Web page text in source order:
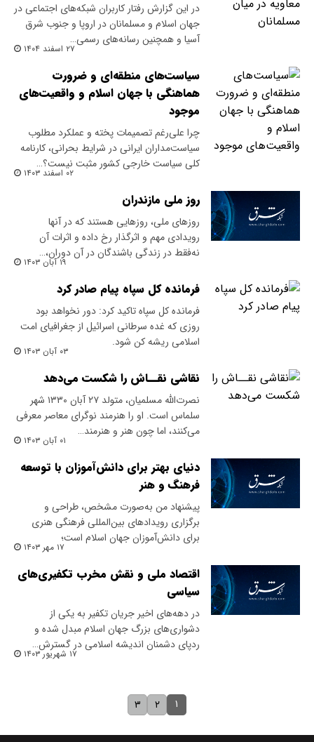
در این گزارش رفتار کاربران شبکه‌های اجتماعی در
جهان اسلام و مسلمانان در اروپا و جنوب شرق
آسیا و همچنین رسانه‌های رسمی…
۲۷ اسفند ۱۴۰۴
سیاست‌های منطقه‌ای و ضرورت
هماهنگی با جهان اسلام و واقعیت‌های
موجود
چرا علی‌رغم تصمیمات پخته و عملکرد مطلوب
سیاست‌مداران ایرانی در شرایط بحرانی، کارنامه
کلی سیاست خارجی کشور مثبت نیست؟…
۰۲ اسفند ۱۴۰۳
روز ملی مازندران
روزهای ملی، روزهایی هستند که در آنها
رویدادی مهم و اثرگذار رخ داده و اثرات آن
نه‌فقط در زندگی باشندگان در آن دوران،…
۱۹ آبان ۱۴۰۳
فرمانده کل سپاه پیام صادر کرد
فرمانده کل سپاه تاکید کرد: دور نخواهد بود
روزی که غده سرطانی اسرائیل از جغرافیای امت
اسلامی ریشه کن شود.
۰۳ آبان ۱۴۰۳
نقاشی نقــاش را شکست می‌دهد
نصرت‌الله مسلمیان، متولد ۲۷ آبان ۱۳۳۰ شهر
سلماس است. او را هنرمند نوگرای معاصر معرفی
می‌کنند، اما چون هنر و هنرمند…
۰۱ آبان ۱۴۰۳
دنیای بهتر برای دانش‌آموزان با توسعه
فرهنگ و هنر
پیشنهاد من به‌صورت مشخص‌، طراحی و
برگزاری رویدادهای بین‌المللی فرهنگی هنری‌
برای دانش‌آموزان جهان اسلام است؛
۱۷ مهر ۱۴۰۳
اقتصاد ملی و نقش مخرب تکفیری‌های
سیاسی
در دهه‌های اخیر جریان تکفیر به یکی از
دشواری‌های بزرگ جهان اسلام مبدل شده‌ ‌و
ردپای دشمنان اندیشه اسلامی در گسترش…
۱۷ شهریور ۱۴۰۳
۱ ۲ ۳